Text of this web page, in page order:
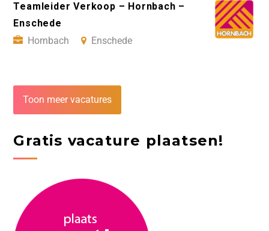
Teamleider Verkoop – Hornbach –
Enschede
Hornbach
Enschede
Toon meer vacatures
Gratis vacature plaatsen!